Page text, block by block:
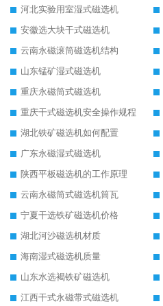
河北实验用室湿式磁选机
安徽选大块干式磁选机
云南永磁滚筒磁选机结构
山东锰矿湿式磁选机
重庆永磁筒式磁选机
重庆干式磁选机安全操作规程
湖北铁矿磁选机如何配置
广东永磁湿式磁选机
陕西平板磁选机的工作原理
云南永磁筒式磁选机筒瓦
宁夏干选铁矿磁选机价格
湖北河沙磁选机材质
海南湿式磁选机质量
山东水选褐铁矿磁选机
江西干式永磁带式磁选机